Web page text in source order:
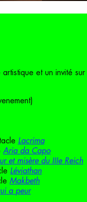
et un invité sur
Lacrima
Aria da Capo
et misère du IIIe Reich
Léviathan
Makbeth
a peur